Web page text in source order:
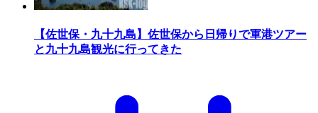
【佐世保・九十九島】佐世保から日帰りで軍港ツアー
と九十九島観光に行ってきた